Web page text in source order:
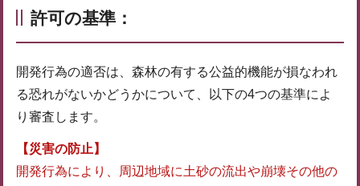
許可の基準：
開発行為の適否は、森林の有する公益的機能が損なわれ
る恐れがないかどうかについて、以下の4つの基準によ
り審査します。
【災害の防止】
開発行為により、周辺地域に土砂の流出や崩壊その他の